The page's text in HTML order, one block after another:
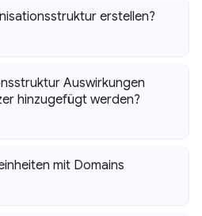
erstellen?
Auswirkungen
hinzugefügt werden?
mit Domains